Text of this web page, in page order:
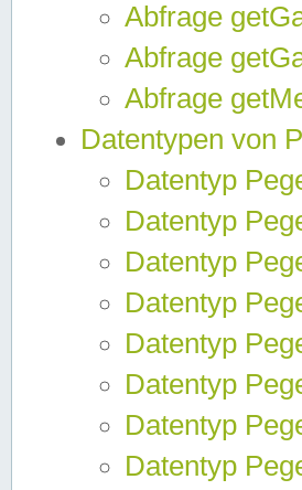
Abfrage
Abfrage
Abfrage
Datentypen von
Datentyp
Datentyp
Datentyp
Datentyp
Datentyp
Datentyp
Datentyp
Datentyp